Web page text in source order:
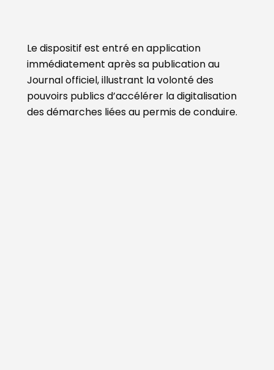
Le dispositif est entré en application
immédiatement après sa publication au
Journal officiel, illustrant la volonté des
pouvoirs publics d’accélérer la digitalisation
des démarches liées au permis de conduire.